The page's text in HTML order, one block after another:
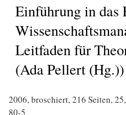
Einführung in das
Leitfaden für
(Ada Pellert (Hg.))
2006, broschiert, 216 Seiten,
80-5